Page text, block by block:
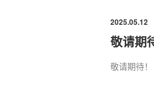
2025.05.12
敬请期
敬请期待！